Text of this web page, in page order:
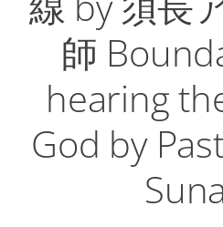
師
hearing
God by